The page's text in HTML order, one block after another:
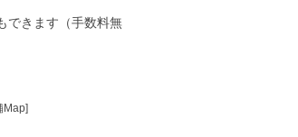
できます（手数料無
Map]